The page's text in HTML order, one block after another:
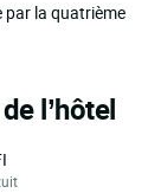
par la quatrième
l’hôtel